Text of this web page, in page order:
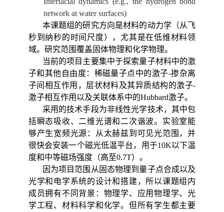
network at water surfaces)
本课题组的研究方向是材料的动力学（从飞
秒到纳秒的时间尺度），尤其是在低维材料领
域。研究范围覆盖固体物理和化学物理。
当前的项目主要集中于探索量子材料中的激
子和其他自由度：稀磁量子点中的激子-掺杂离
子间相互作用，层状材料及其异质结构的激子-
激子相互作用以及关联体系中的Hubbard激子。
采用的技术手段为非线性光学技术，其中包
括瞬态吸收、二维光谱和二次谐波。实验室能
够产生宽频光源：从太赫兹到可见光范围，并
很快会安装一个磁光低温平台，用于10K以下温
度和中等磁场强度（高至0.7T）。
因为项目范围从固态物理到量子点合成以及
光学和电学系统的设计和搭建，所以课题组内
成员拥有不同背景：物理学、应用物理学、光
学工程、材料科学和化学。但所有学生都主要